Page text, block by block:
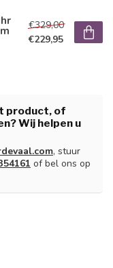
€329,00
€229,95
product, of
Wij helpen u
, stuur
of bel ons op